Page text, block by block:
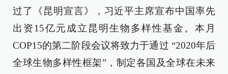
过了《昆明宣言》，习近平主席宣布中国率先
出资15亿元成立昆明生物多样性基金。本月
COP15的第二阶段会议将致力于通过 “2020年后
全球生物多样性框架”，制定各国及全球在未来